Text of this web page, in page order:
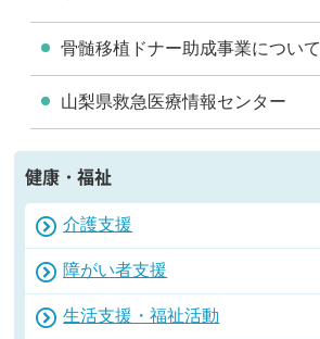
骨髄移植ドナー助成事業について
山梨県救急医療情報センター
健康・福祉
介護支援
障がい者支援
生活支援・福祉活動